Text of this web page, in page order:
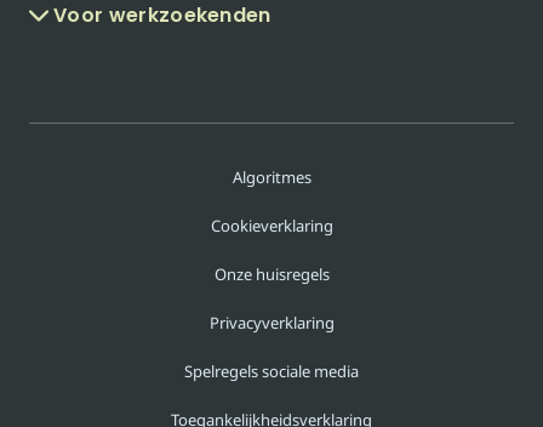
Voor werkzoekenden
Algoritmes
Cookieverklaring
Onze huisregels
Privacyverklaring
Spelregels sociale media
Toegankelijkheidsverklaring